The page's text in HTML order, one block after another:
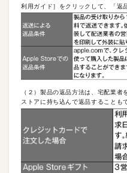
利用ガイド］をクリックして、「返
（２）製品の返品方法は、宅配業
ストアに持ち込んで返品することも